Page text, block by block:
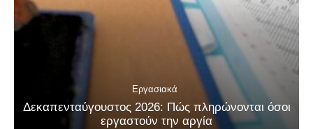
Εργασιακά
Δεκαπενταύγουστος 2026: Πώς πληρώνονται όσοι
εργαστούν την αργία